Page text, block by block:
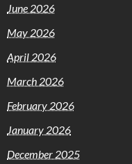
June 2026
May 2026
April 2026
March 2026
February 2026
January 2026
December 2025